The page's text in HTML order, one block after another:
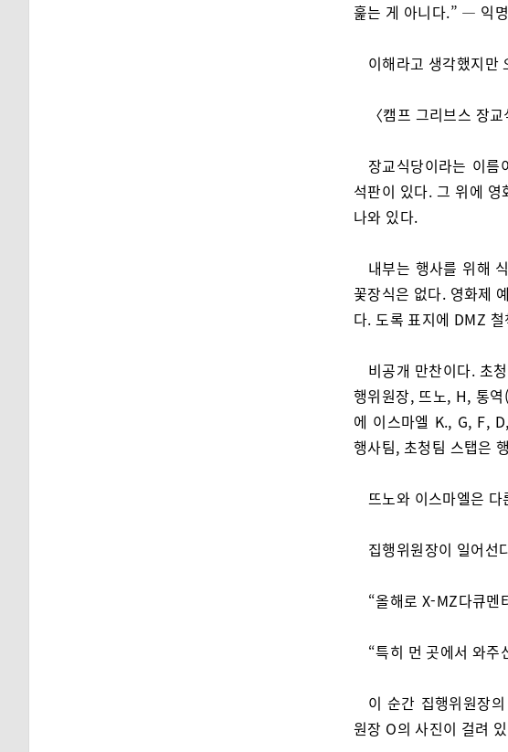
훑는 게 아니다.” — 익
이해라고 생각했지만
〈캠프 그리브스 장
장교식당이라는 이
석판이 있다. 그 위에
나와 있다.
내부는 행사를 위해
꽃장식은 없다. 영화제
다. 도록 표지에 DMZ
비공개 만찬이다. 초
행위원장, 뜨노, H, 통
에 이스마엘 K., G, F,
행사팀, 초청팀 스탭은
뜨노와 이스마엘은
집행위원장이 일어선
“올해로 X-MZ다큐멘
“특히 먼 곳에서 와
이 순간 집행위원장
원장 O의 사진이 걸려